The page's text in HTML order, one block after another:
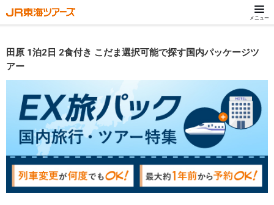
メニュー
田原 1泊2日 2食付き こだま選択可能で探す国内パッケージツ
アー